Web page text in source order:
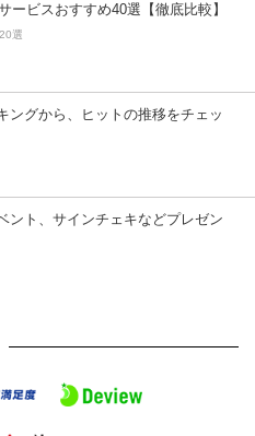
ービスおすすめ40選【徹底比較】
選
ングから、ヒットの推移をチェッ
ント、サインチェキなどプレゼン